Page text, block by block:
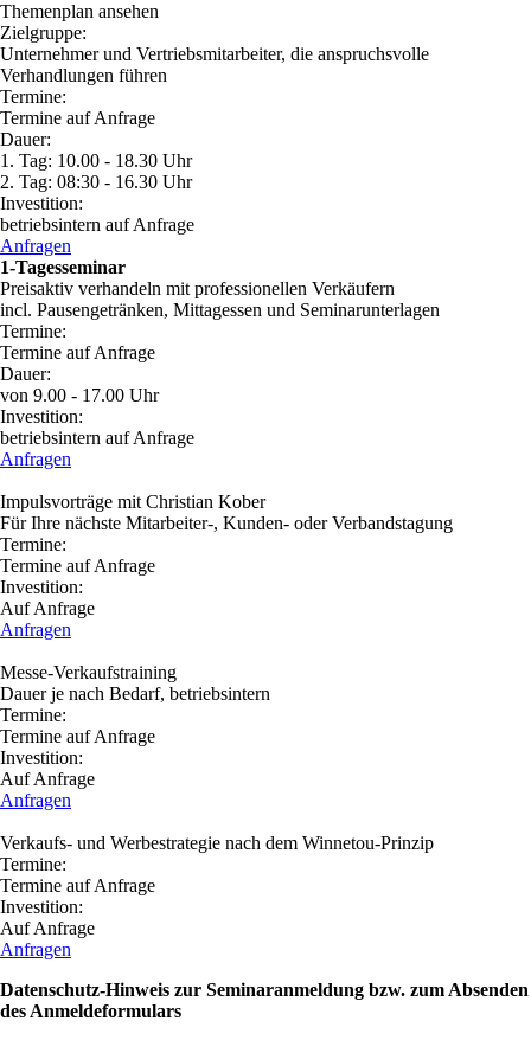
Themenplan ansehen
Zielgruppe:
Unternehmer und Vertriebsmitarbeiter, die anspruchsvolle
Verhandlungen führen
Termine:
Termine auf Anfrage
Dauer:
1. Tag: 10.00 - 18.30 Uhr
2. Tag: 08:30 - 16.30 Uhr
Investition:
betriebsintern auf Anfrage
Anfragen
1-Tagesseminar
Preisaktiv verhandeln mit professionellen Verkäufern
incl. Pausengetränken, Mittagessen und Seminarunterlagen
Termine:
Termine auf Anfrage
Dauer:
von 9.00 - 17.00 Uhr
Investition:
betriebsintern auf Anfrage
Anfragen
Impulsvorträge mit Christian Kober
Für Ihre nächste Mitarbeiter-, Kunden- oder Verbandstagung
Termine:
Termine auf Anfrage
Investition:
Auf Anfrage
Anfragen
Messe-Verkaufstraining
Dauer je nach Bedarf, betriebsintern
Termine:
Termine auf Anfrage
Investition:
Auf Anfrage
Anfragen
Verkaufs- und Werbestrategie nach dem Winnetou-Prinzip
Termine:
Termine auf Anfrage
Investition:
Auf Anfrage
Anfragen
Datenschutz-Hinweis zur Seminaranmeldung bzw. zum Absenden
des Anmeldeformulars